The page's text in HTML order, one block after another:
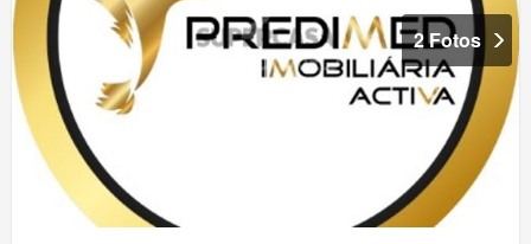
2 Fotos